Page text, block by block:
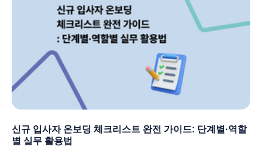
신규 입사자 온보딩 체크리스트 완전 가이드: 단계별·역할
별 실무 활용법